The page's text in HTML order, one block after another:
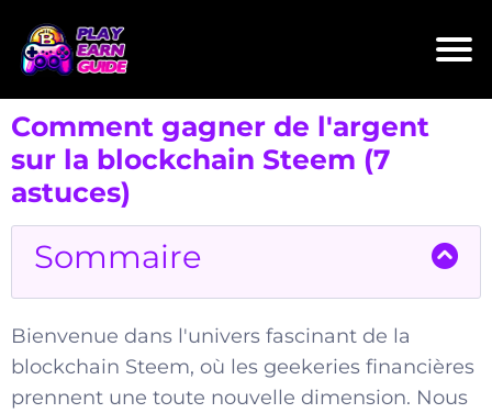
Comment gagner de l'argent
sur la blockchain Steem (7
astuces)
Sommaire
Bienvenue dans l'univers fascinant de la
blockchain Steem, où les geekeries financières
prennent une toute nouvelle dimension. Nous